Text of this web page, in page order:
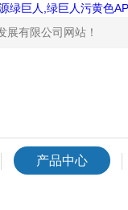
绿巨人,绿巨人污黄色
限公司网站！
产品中心